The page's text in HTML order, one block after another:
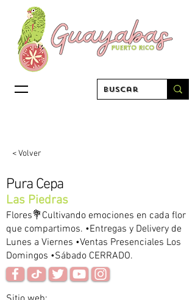
< Volver
Pura Cepa
Las Piedras
Flores💐Cultivando emociones en cada flor
que compartimos. •Entregas y Delivery de
Lunes a Viernes •Ventas Presenciales Los
Domingos •Sábado CERRADO.